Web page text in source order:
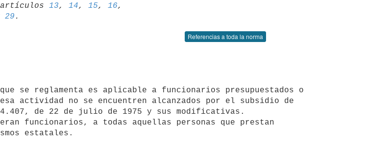
artículos 13, 14, 15, 16
29
Referencias a toda la norma
actividad no se encuentren alcanzados por el subsidio de
de 22 de julio de 1975 y sus modificativas.